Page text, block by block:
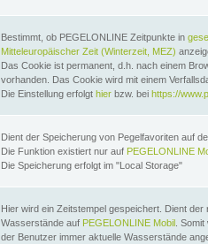
Bestimmt, ob PEGELONLINE Zeitpunkte in
Mitteleuropäischer Zeit (Winterzeit, MEZ)
Das Cookie ist permanent, d.h. nach einem
vorhanden. Das Cookie wird mit einem
Die Einstellung erfolgt hier bzw. bei https://
Dient der Speicherung von Pegelfavoriten auf
Die Funktion existiert nur auf PEGELONLINE
Die Speicherung erfolgt im "Local Storage"
Hier wird ein Zeitstempel gespeichert. Dient
Wasserstände auf PEGELONLINE Mobil .
der Benutzer immer aktuelle Wasserstände